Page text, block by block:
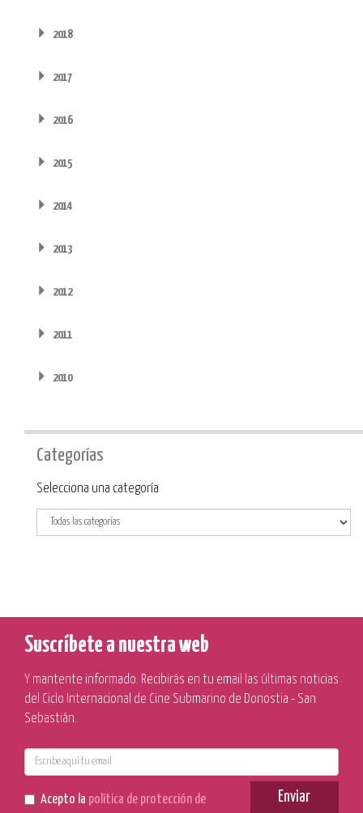
2018
2017
2016
2015
2014
2013
2012
2011
2010
Categorías
Categoría
Selecciona una categoría
Suscríbete a nuestra web
Y mantente informado. Recibirás en tu email las últimas noticias
del Ciclo Internacional de Cine Submarino de Donostia - San
Sebastián.
Acepto la política de protección de
Enviar